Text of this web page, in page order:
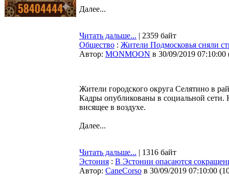
Далее...
Читать дальше... | 2359 байт
Общество : Жители Подмосковья сняли
Автор: MONMOON в 30/09/2019 07:10:00
Жители городского округа Селятино в
Кадры опубликованы в социальной
висящее в воздухе.
Далее...
Читать дальше... | 1316 байт
Эстония : В Эстонии опасаются
Автор: CaneCorso в 30/09/2019 07:10:00 (